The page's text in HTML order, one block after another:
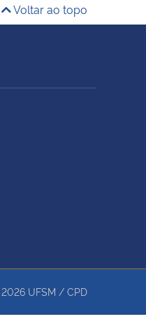
Voltar ao topo
2026 UFSM / CPD